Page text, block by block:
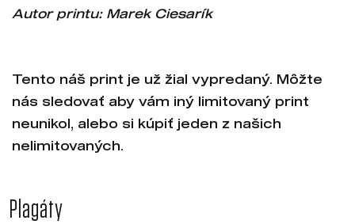
Autor printu: Marek Ciesarík
Tento náš print je už žial vypredaný. Môžte
nás sledovať aby vám iný limitovaný print
neunikol, alebo si kúpiť jeden z našich
nelimitovaných.
Plagáty